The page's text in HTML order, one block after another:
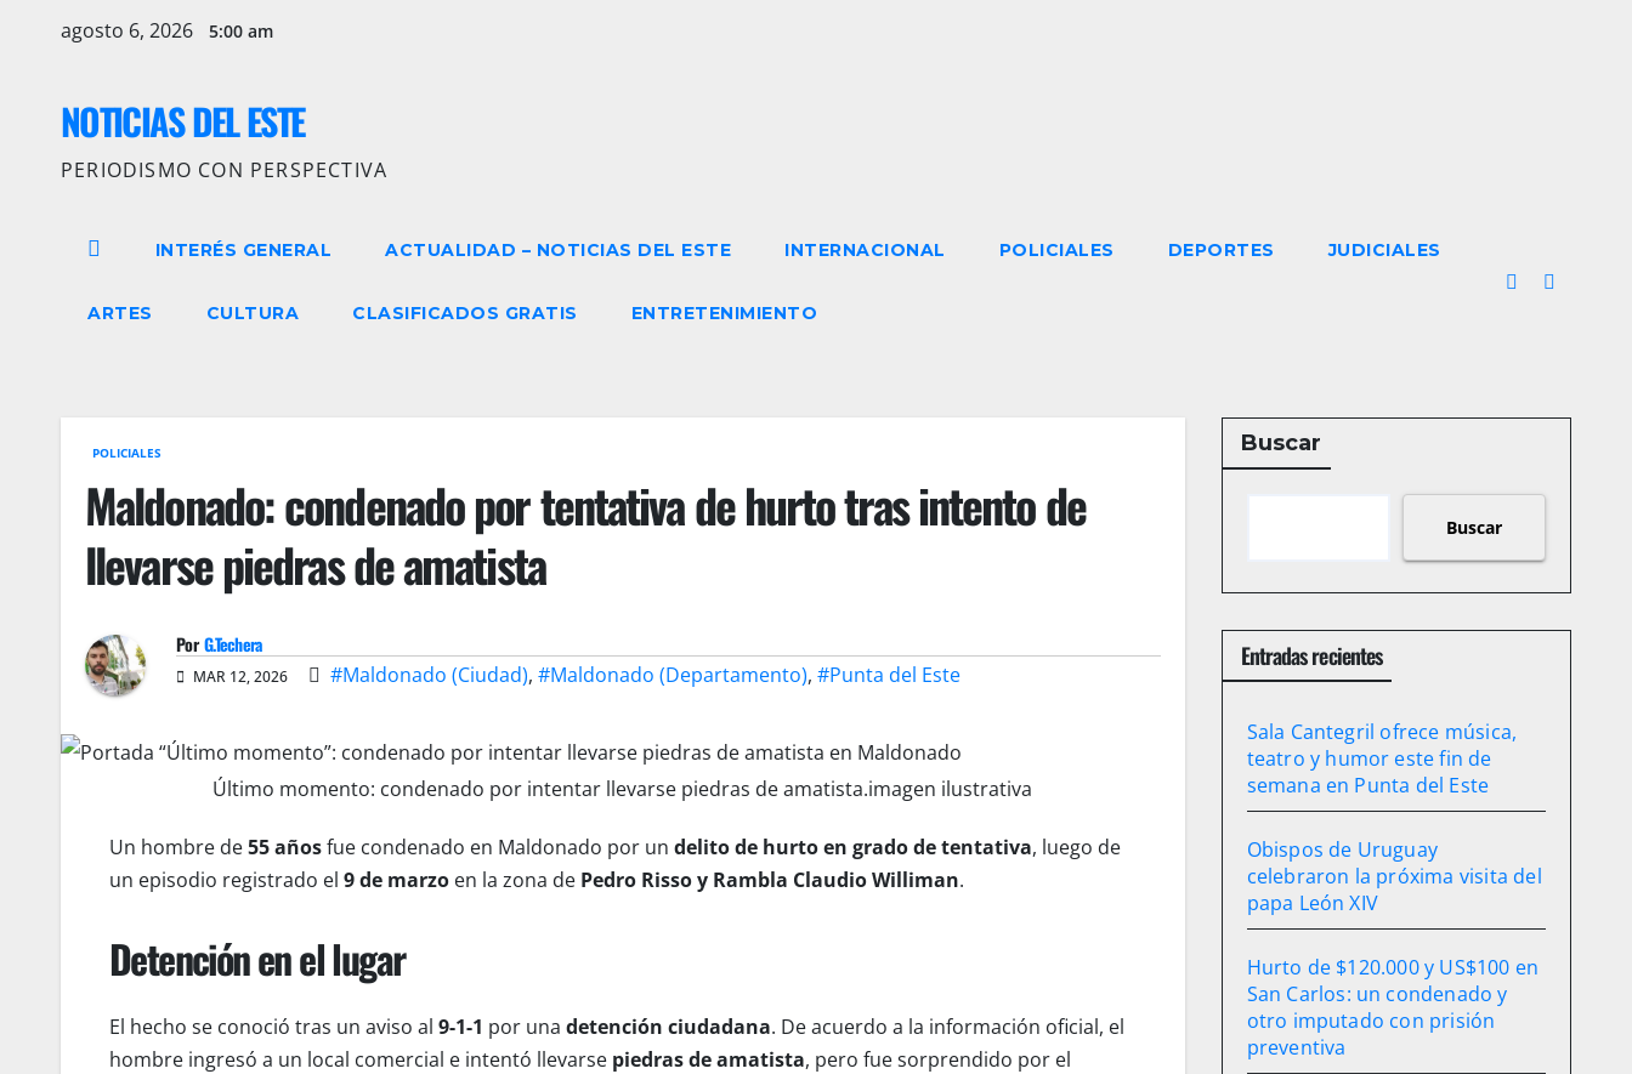
agosto 6, 2026 5:00 am
NOTICIAS DEL ESTE
PERIODISMO CON PERSPECTIVA
INTERÉS GENERAL ACTUALIDAD – NOTICIAS DEL ESTE INTERNACIONAL POLICIALES DEPORTES JUDICIALES
ARTES CULTURA CLASIFICADOS GRATIS ENTRETENIMIENTO
POLICIALES
Maldonado: condenado por tentativa de hurto tras intento de
llevarse piedras de amatista
Por G.Techera
MAR 12, 2026 #Maldonado (Ciudad), #Maldonado (Departamento), #Punta del Este
Último momento: condenado por intentar llevarse piedras de amatista.imagen ilustrativa
Un hombre de55 añosfue condenado en Maldonado por un delito de hurto en grado de tentativa, luego de
un episodio registrado el 9 de marzo en la zona de Pedro Risso y Rambla Claudio Williman.
Detención en el lugar
El hecho se conoció tras un aviso al 9-1-1 por una detención ciudadana. De acuerdo a la información oficial, el
hombre ingresó a un local comercial e intentó llevarse piedras de amatista, pero fue sorprendido por el
Buscar
Buscar
Entradas recientes
Sala Cantegril ofrece música,
teatro y humor este fin de
semana en Punta del Este
Obispos de Uruguay
celebraron la próxima visita del
papa León XIV
Hurto de $120.000 y US$100 en
San Carlos: un condenado y
otro imputado con prisión
preventiva